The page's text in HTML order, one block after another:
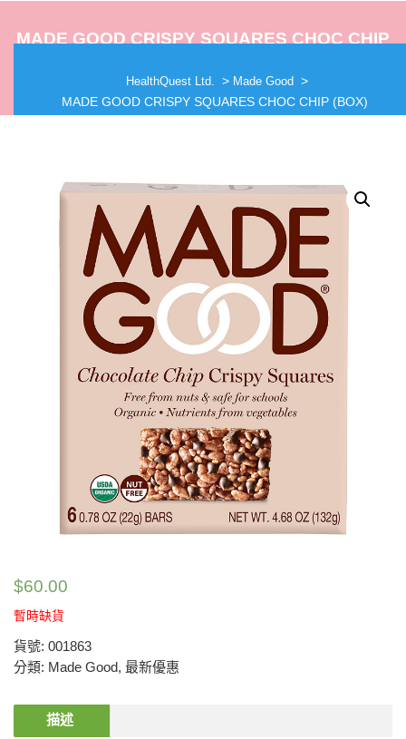
MADE GOOD CRISPY SQUARES CHOC CHIP
HealthQuest Ltd. > Made Good >
MADE GOOD CRISPY SQUARES CHOC CHIP (BOX)
$60.00
暫時缺貨
貨號: 001863
分類: Made Good, 最新優惠
描述